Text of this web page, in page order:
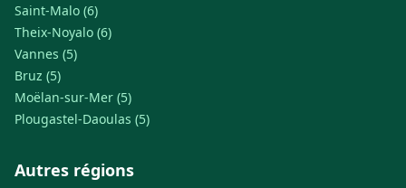
Saint-Malo (6)
Theix-Noyalo (6)
Vannes (5)
Bruz (5)
Moëlan-sur-Mer (5)
Plougastel-Daoulas (5)
Autres régions